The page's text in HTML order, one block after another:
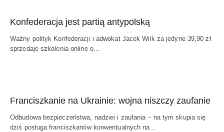
Konfederacja jest partią antypolską
Ważny polityk Konfederacji i adwokat Jacek Wilk za jedyne 39,90 zł
sprzedaje szkolenia online o…
Franciszkanie na Ukrainie: wojna niszczy zaufanie
Odbudowa bezpieczeństwa, nadziei i zaufania – na tym skupia się
dziś posługa franciszkanów konwentualnych na…